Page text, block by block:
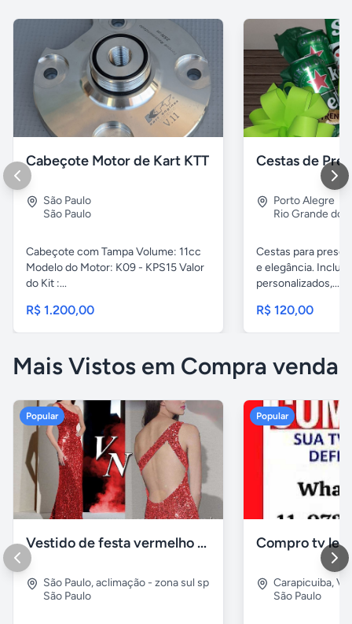
Cabeçote Motor de Kart KTT
São Paulo
São Paulo
Cabeçote com Tampa Volume: 11cc
Modelo do Motor: K09 - KPS15 Valor
do Kit :...
R$ 1.200,00
Porto Alegre
Rio Grande do
Cestas para
e elegância. Inclua
personalizados,...
R$ 120,00
Mais Vistos em Compra venda
Popular
Vestido de festa vermelho com brilho e pedraria
São Paulo,aclimação - zona sul sp
São Paulo
Popular
Compro tv
Carapicuiba,
São Paulo